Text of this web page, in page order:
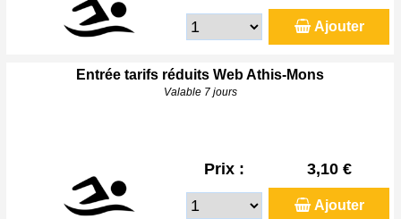
Ajouter
Entrée tarifs réduits Web Athis-Mons
Valable 7 jours
Prix : 3,10 €
Ajouter